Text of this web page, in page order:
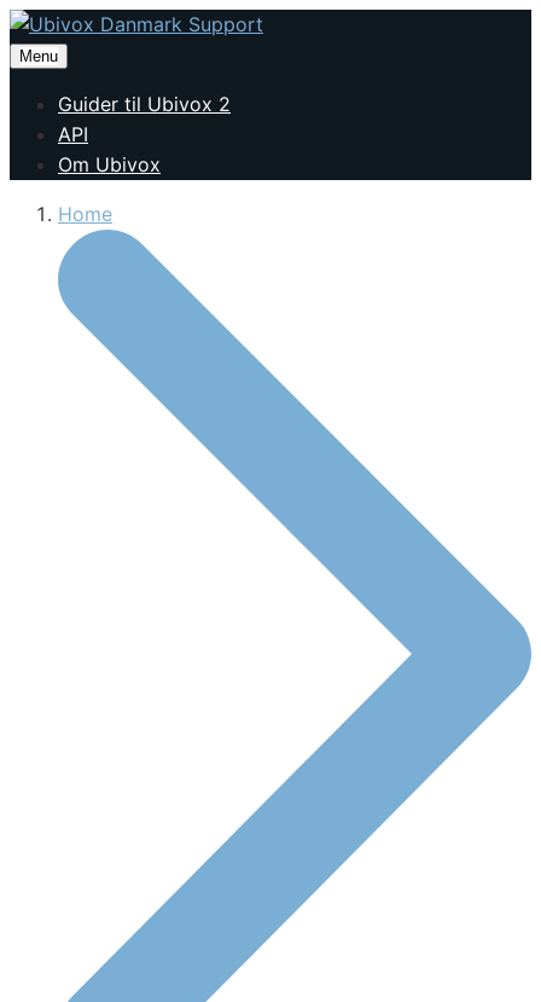
Menu
Guider til Ubivox 2
API
Om Ubivox
Home